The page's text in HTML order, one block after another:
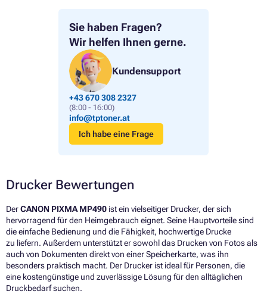
Sie haben Fragen?
Wir helfen Ihnen gerne.
Kundensupport
+43 670 308 2327
(8:00 - 16:00)
info@tptoner.at
Ich habe eine Frage
Drucker Bewertungen
DerCANON PIXMA MP490 ist ein vielseitiger Drucker, der sich
hervorragend für den Heimgebrauch eignet. Seine Hauptvorteile sind
die einfache Bedienung und die Fähigkeit, hochwertige Drucke
zu liefern. Außerdem unterstützt er sowohl das Drucken von Fotos als
auch von Dokumenten direkt von einer Speicherkarte, was ihn
besonders praktisch macht. Der Drucker ist ideal für Personen, die
eine kostengünstige und zuverlässige Lösung für den alltäglichen
Druckbedarf suchen.